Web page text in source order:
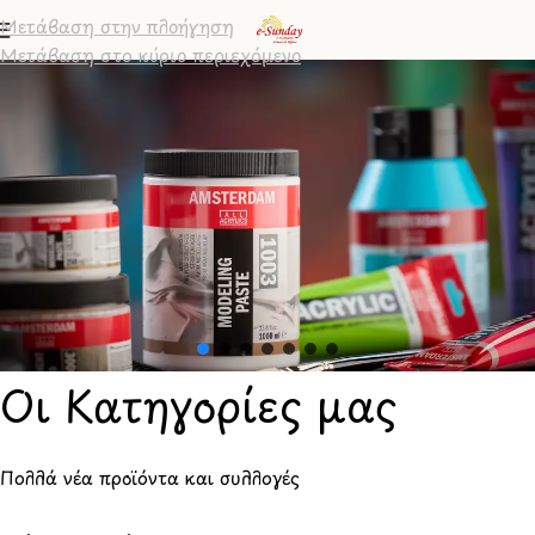
Μετάβαση στην πλοήγηση
Μετάβαση στο κύριο περιεχόμενο
Οι Κατηγορίες μας
Πολλά νέα προϊόντα και συλλογές